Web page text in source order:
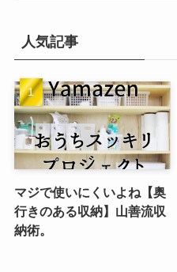
ブ
人気記事
マジで使いにくいよね【奥
行きのある収納】山善流収
納術。